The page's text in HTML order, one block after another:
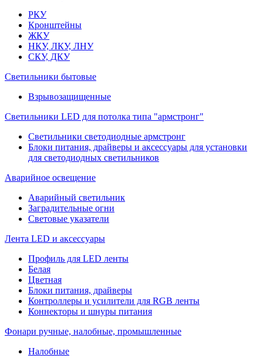
РКУ
Кронштейны
ЖКУ
НКУ, ЛКУ, ЛНУ
СКУ, ДКУ
Светильники бытовые
Взрывозащищенные
Светильники LED для потолка типа "армстронг"
Светильники светодиодные армстронг
Блоки питания, драйверы и аксессуары для установки
для светодиодных светильников
Аварийное освещение
Аварийный светильник
Заградительные огни
Световые указатели
Лента LED и аксессуары
Профиль для LED ленты
Белая
Цветная
Блоки питания, драйверы
Контроллеры и усилители для RGB ленты
Коннекторы и шнуры питания
Фонари ручные, налобные, промышленные
Налобные